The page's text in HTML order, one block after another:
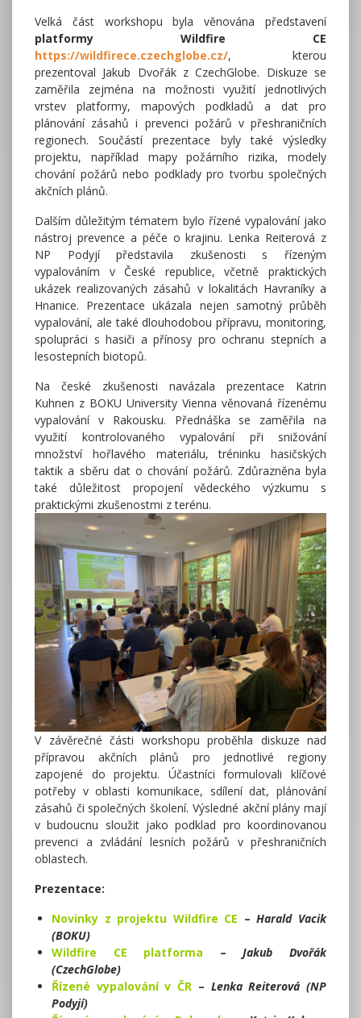
Velká část workshopu byla věnována představení
platformy Wildfire CE
https://wildfirece.czechglobe.cz/, kterou
prezentoval Jakub Dvořák z CzechGlobe. Diskuze se
zaměřila zejména na možnosti využití jednotlivých
vrstev platformy, mapových podkladů a dat pro
plánování zásahů i prevenci požárů v přeshraničních
regionech. Součástí prezentace byly také výsledky
projektu, například mapy požárního rizika, modely
chování požárů nebo podklady pro tvorbu společných
akčních plánů.
Dalším důležitým tématem bylo řízené vypalování jako
nástroj prevence a péče o krajinu. Lenka Reiterová z
NP Podyjí představila zkušenosti s řízeným
vypalováním v České republice, včetně praktických
ukázek realizovaných zásahů v lokalitách Havraníky a
Hnanice. Prezentace ukázala nejen samotný průběh
vypalování, ale také dlouhodobou přípravu, monitoring,
spolupráci s hasiči a přínosy pro ochranu stepních a
lesostepních biotopů.
Na české zkušenosti navázala prezentace Katrin
Kuhnen z BOKU University Vienna věnovaná řízenému
vypalování v Rakousku. Přednáška se zaměřila na
využití kontrolovaného vypalování při snižování
množství hořlavého materiálu, tréninku hasičských
taktik a sběru dat o chování požárů. Zdůrazněna byla
také důležitost propojení vědeckého výzkumu s
praktickými zkušenostmi z terénu.
V závěrečné části workshopu proběhla diskuze nad
přípravou akčních plánů pro jednotlivé regiony
zapojené do projektu. Účastníci formulovali klíčové
potřeby v oblasti komunikace, sdílení dat, plánování
zásahů či společných školení. Výsledné akční plány mají
v budoucnu sloužit jako podklad pro koordinovanou
prevenci a zvládání lesních požárů v přeshraničních
oblastech.
Prezentace:
Novinky z projektu Wildfire CE –Harald Vacik
(BOKU)
Wildfire CE platforma –Jakub Dvořák
(CzechGlobe)
Řízené vypalování v ČR – Lenka Reiterová (NP
Podyjí)